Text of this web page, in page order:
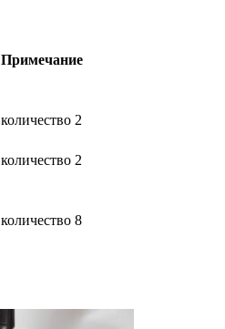
Примечание
количество 2
количество 2
количество 8